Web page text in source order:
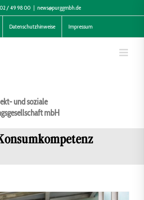
/ 49 98 00 | news@purggmbh.de
Datenschutzhinweise Impressum
und soziale
mbH